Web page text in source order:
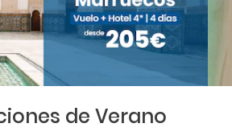
de Verano